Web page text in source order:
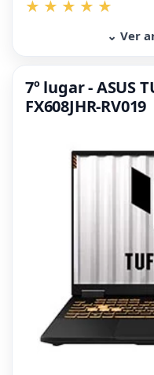
⌄ Ver
7º lugar - ASUS
FX608JHR-RV019